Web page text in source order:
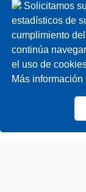
Solicitamos
estadísticos de
cumplimiento
continúa
el uso de
Más información
Solicitamos
estadísticos de
cumplimiento
continúa
el uso de
Más información